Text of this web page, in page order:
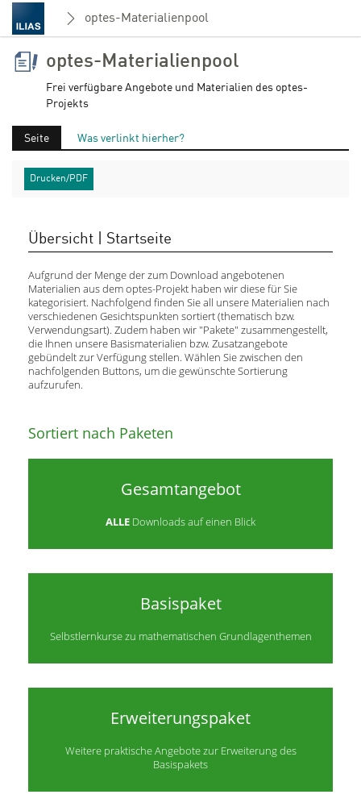
optes-Materialienpool
optes-Materialienpool
Frei verfügbare Angebote und Materialien des optes-
Projekts
Seite Was verlinkt hierher?
Drucken/PDF
Übersicht | Startseite
Aufgrund der Menge der zum Download angebotenen
Materialien aus dem optes-Projekt haben wir diese für Sie
kategorisiert. Nachfolgend finden Sie all unsere Materialien nach
verschiedenen Gesichtspunkten sortiert (thematisch bzw.
Verwendungsart). Zudem haben wir "Pakete" zusammengestellt,
die Ihnen unsere Basismaterialien bzw. Zusatzangebote
gebündelt zur Verfügung stellen. Wählen Sie zwischen den
nachfolgenden Buttons, um die gewünschte Sortierung
aufzurufen.
Sortiert nach Paketen
Gesamtangebot
ALLE Downloads auf einen Blick
Basispaket
Selbstlernkurse zu mathematischen Grundlagenthemen
Erweiterungspaket
Weitere praktische Angebote zur Erweiterung des
Basispakets